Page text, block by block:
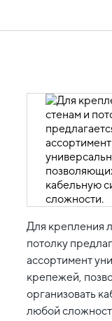
Для крепления
потолку
ассортимент
крепежей,
организовать
любой